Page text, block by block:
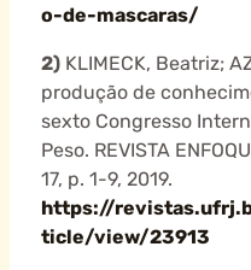
o-de-mascaras/
2)KLIMECK, Beatriz;
produção de
sexto Congresso
Peso. REVISTA
17, p. 1-9, 2019.
https://
ticle/view/23913